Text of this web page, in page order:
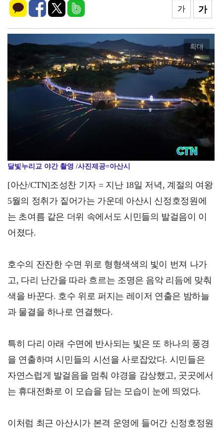
이동석 충주시장, 청년과 소통 '현장 밀착 DAY'
"주민 안전과 도심 경관, 직접 바꾼다"… 온양3동 주…
가
가
확대
달빛누리교 야간 촬영 /사진제공=아산시
[아산/CTN]조성찬 기자 = 지난 18일 저녁, 계절의 여왕
5월의 정취가 짙어가는 가운데 아산시 신정호정원에
는 초여름 같은 더위 속에서도 시민들의 발걸음이 이
어졌다.
호수의 잔잔한 수면 위로 형형색색의 빛이 번져 나가
고, 다리 난간을 따라 흐르는 조명은 음악 리듬에 맞춰
색을 바꾼다. 호수 위로 퍼지는 레이저 연출은 밤하늘
과 물결을 하나로 연결했다.
특히 다리 아래 수면에 반사되는 빛은 또 하나의 풍경
을 연출하며 시민들의 시선을 사로잡았다. 시민들은
자연스럽게 발걸음을 멈춰 야경을 감상했고, 곳곳에서
는 휴대전화로 이 모습을 담는 모습이 눈에 띄었다.
이처럼 최근 아산시가 본격 운영에 들어간 신정호정원